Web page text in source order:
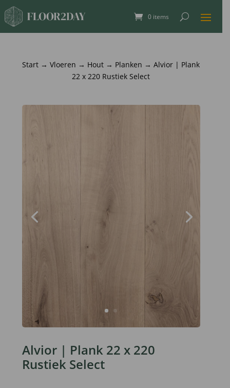
0 items
Start →Vloeren → Hout → Planken → Alvior | Plank
22 x 220 Rustiek Select
Alvior | Plank 22 x 220
Rustiek Select